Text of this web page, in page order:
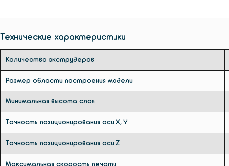
Технические характеристики
Количество экструдеров
Размер области построения модели
Минимальная высота слоя
Точность позиционирования оси X, Y
Точность позиционирования оси Z
Максимальная скорость печати